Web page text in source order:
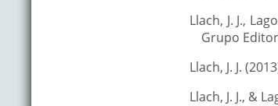
Llach, J. J.,
Grupo
Llach, J. J.
Llach, J. J., &